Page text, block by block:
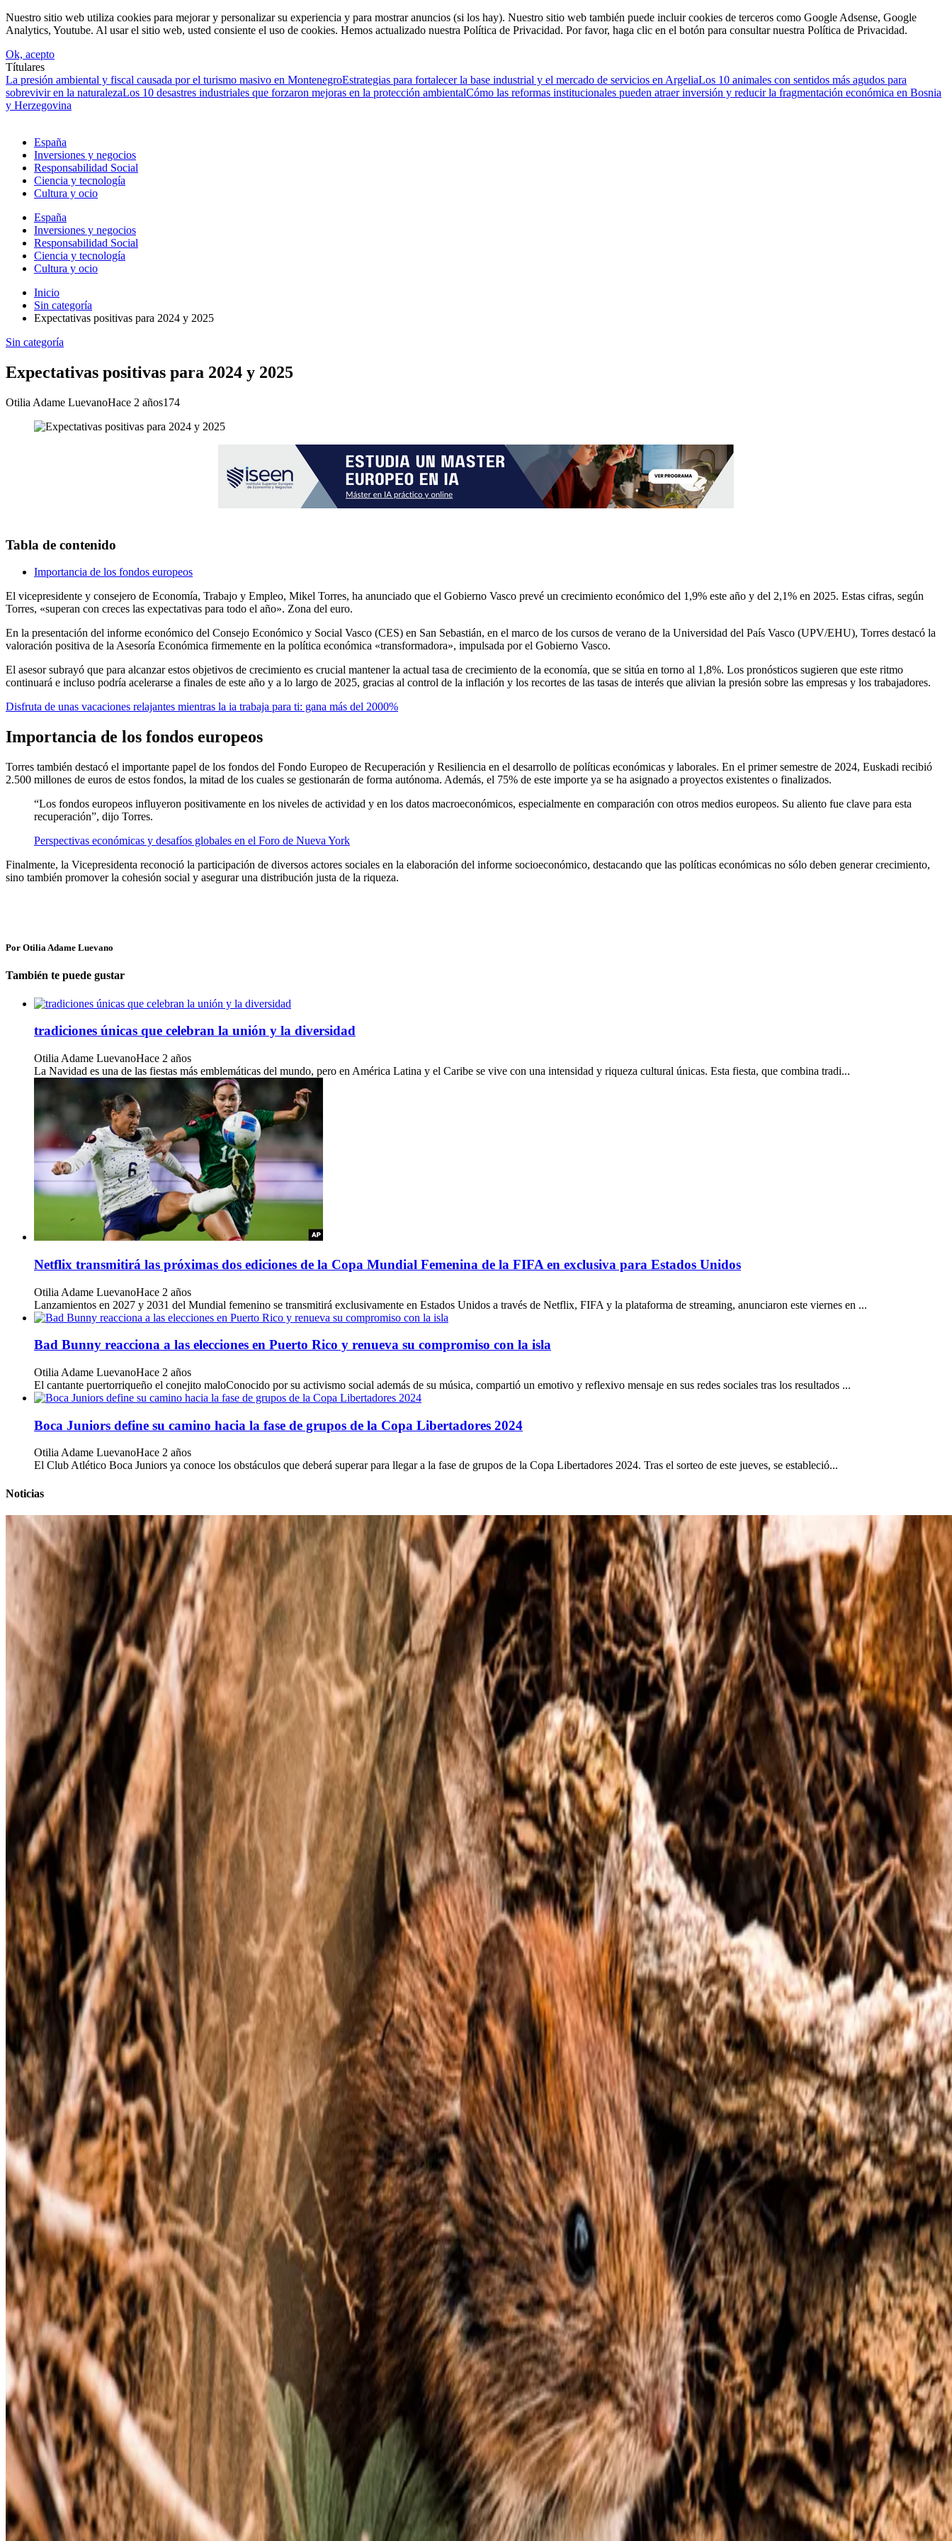
Nuestro sitio web utiliza cookies para mejorar y personalizar su experiencia y para mostrar anuncios (si los hay). Nuestro sitio web también puede incluir cookies de terceros como Google Adsense, Google
Analytics, Youtube. Al usar el sitio web, usted consiente el uso de cookies. Hemos actualizado nuestra Política de Privacidad. Por favor, haga clic en el botón para consultar nuestra Política de Privacidad.
Ok, acepto
Títulares
La presión ambiental y fiscal causada por el turismo masivo en MontenegroEstrategias para fortalecer la base industrial y el mercado de servicios en ArgeliaLos 10 animales con sentidos más agudos para
sobrevivir en la naturalezaLos 10 desastres industriales que forzaron mejoras en la protección ambientalCómo las reformas institucionales pueden atraer inversión y reducir la fragmentación económica en Bosnia
y Herzegovina
España
Inversiones y negocios
Responsabilidad Social
Ciencia y tecnología
Cultura y ocio
España
Inversiones y negocios
Responsabilidad Social
Ciencia y tecnología
Cultura y ocio
Inicio
Sin categoría
Expectativas positivas para 2024 y 2025
Sin categoría
Expectativas positivas para 2024 y 2025
Otilia Adame LuevanoHace 2 años174
Tabla de contenido
Importancia de los fondos europeos
El vicepresidente y consejero de Economía, Trabajo y Empleo, Mikel Torres, ha anunciado que el Gobierno Vasco prevé un crecimiento económico del 1,9% este año y del 2,1% en 2025. Estas cifras, según
Torres, «superan con creces las expectativas para todo el año». Zona del euro.
En la presentación del informe económico del Consejo Económico y Social Vasco (CES) en San Sebastián, en el marco de los cursos de verano de la Universidad del País Vasco (UPV/EHU), Torres destacó la
valoración positiva de la Asesoría Económica firmemente en la política económica «transformadora», impulsada por el Gobierno Vasco.
El asesor subrayó que para alcanzar estos objetivos de crecimiento es crucial mantener la actual tasa de crecimiento de la economía, que se sitúa en torno al 1,8%. Los pronósticos sugieren que este ritmo
continuará e incluso podría acelerarse a finales de este año y a lo largo de 2025, gracias al control de la inflación y los recortes de las tasas de interés que alivian la presión sobre las empresas y los trabajadores.
Disfruta de unas vacaciones relajantes mientras la ia trabaja para ti: gana más del 2000%
Importancia de los fondos europeos
Torres también destacó el importante papel de los fondos del Fondo Europeo de Recuperación y Resiliencia en el desarrollo de políticas económicas y laborales. En el primer semestre de 2024, Euskadi recibió
2.500 millones de euros de estos fondos, la mitad de los cuales se gestionarán de forma autónoma. Además, el 75% de este importe ya se ha asignado a proyectos existentes o finalizados.
“Los fondos europeos influyeron positivamente en los niveles de actividad y en los datos macroeconómicos, especialmente en comparación con otros medios europeos. Su aliento fue clave para esta
recuperación”, dijo Torres.
Perspectivas económicas y desafíos globales en el Foro de Nueva York
Finalmente, la Vicepresidenta reconoció la participación de diversos actores sociales en la elaboración del informe socioeconómico, destacando que las políticas económicas no sólo deben generar crecimiento,
sino también promover la cohesión social y asegurar una distribución justa de la riqueza.
Por Otilia Adame Luevano
También te puede gustar
tradiciones únicas que celebran la unión y la diversidad
Otilia Adame LuevanoHace 2 años
La Navidad es una de las fiestas más emblemáticas del mundo, pero en América Latina y el Caribe se vive con una intensidad y riqueza cultural únicas. Esta fiesta, que combina tradi...
Netflix transmitirá las próximas dos ediciones de la Copa Mundial Femenina de la FIFA en exclusiva para Estados Unidos
Otilia Adame LuevanoHace 2 años
Lanzamientos en 2027 y 2031 del Mundial femenino se transmitirá exclusivamente en Estados Unidos a través de Netflix, FIFA y la plataforma de streaming, anunciaron este viernes en ...
Bad Bunny reacciona a las elecciones en Puerto Rico y renueva su compromiso con la isla
Otilia Adame LuevanoHace 2 años
El cantante puertorriqueño el conejito maloConocido por su activismo social además de su música, compartió un emotivo y reflexivo mensaje en sus redes sociales tras los resultados ...
Boca Juniors define su camino hacia la fase de grupos de la Copa Libertadores 2024
Otilia Adame LuevanoHace 2 años
El Club Atlético Boca Juniors ya conoce los obstáculos que deberá superar para llegar a la fase de grupos de la Copa Libertadores 2024. Tras el sorteo de este jueves, se estableció...
Noticias